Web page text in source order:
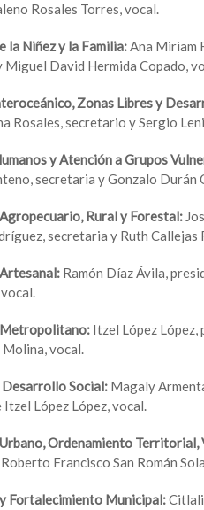
Rosales Torres, vocal.
la Niñez y la Familia:Ana Miriam
David Hermida Copado,
Zonas Libres y
Rosales, secretario y Sergio
y Atención a Grupos
secretaria y Gonzalo Durán
Rural y Forestal:
secretaria y Ruth Callejas
Ramón Díaz Ávila,
Itzel López López,
vocal.
Social: Magaly
López López, vocal.
Ordenamiento Territorial,
Francisco San Román
Fortalecimiento Municipal:Citlali